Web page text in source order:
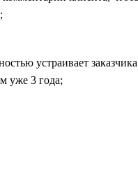
устраивает
уже 3 года;